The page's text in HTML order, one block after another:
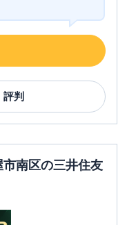
判
南区の三井住友